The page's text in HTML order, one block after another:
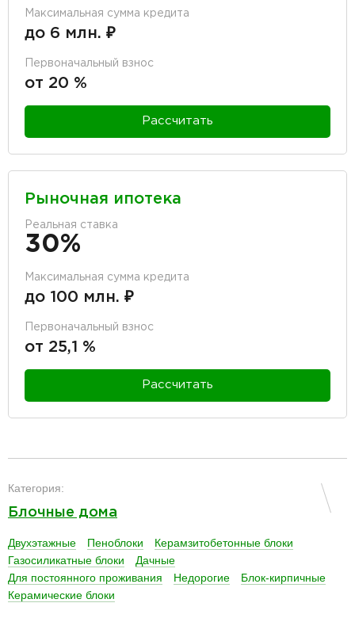
Максимальная сумма кредита
до 6 млн. ₽
Первоначальный взнос
от 20 %
Рассчитать
Рыночная ипотека
Реальная ставка
30%
Максимальная сумма кредита
до 100 млн. ₽
Первоначальный взнос
от 25,1 %
Рассчитать
Категория:
Блочные дома
Двухэтажные Пеноблоки
Керамзитобетонные блоки
Газосиликатные блоки
Дачные
Для постоянного проживания
Недорогие
Блок-кирпичные
Керамические блоки